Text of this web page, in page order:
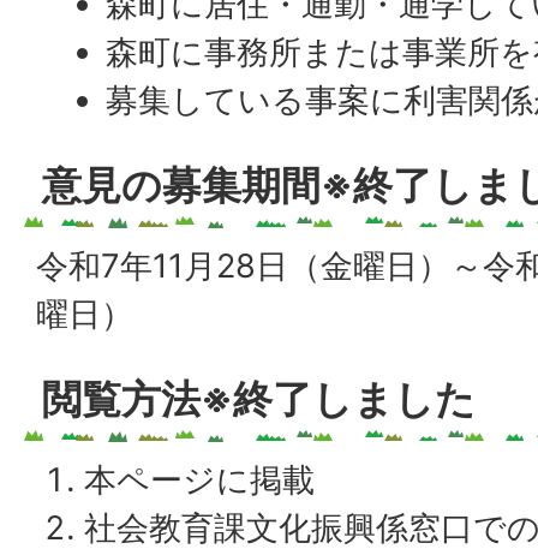
森町に事務所または事業所
募集している事案に利害関
意見の募集期間※終了しま
令和7年11月28日（金曜日）～令
曜日）
閲覧方法※終了しました
本ページに掲載
社会教育課文化振興係窓口で